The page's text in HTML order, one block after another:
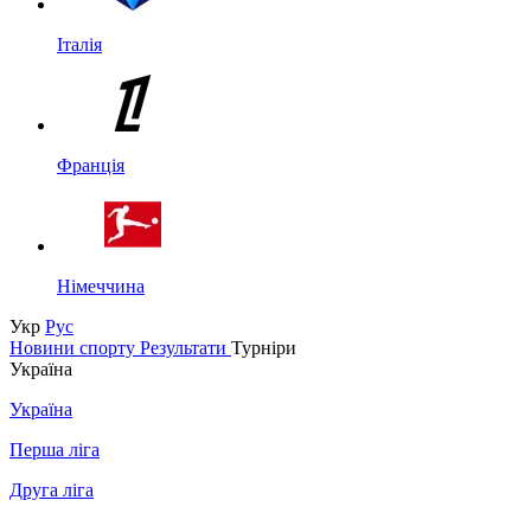
Італія
Франція
Німеччина
Укр Рус
Новини спорту Результати Турніри
Україна
Україна
Перша ліга
Друга ліга